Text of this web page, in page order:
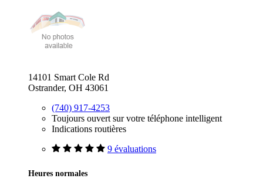
14101 Smart Cole Rd
Ostrander, OH 43061
(740) 917-4253
Toujours ouvert sur votre téléphone intelligent
Indications routières
9 évaluations
Heures normales